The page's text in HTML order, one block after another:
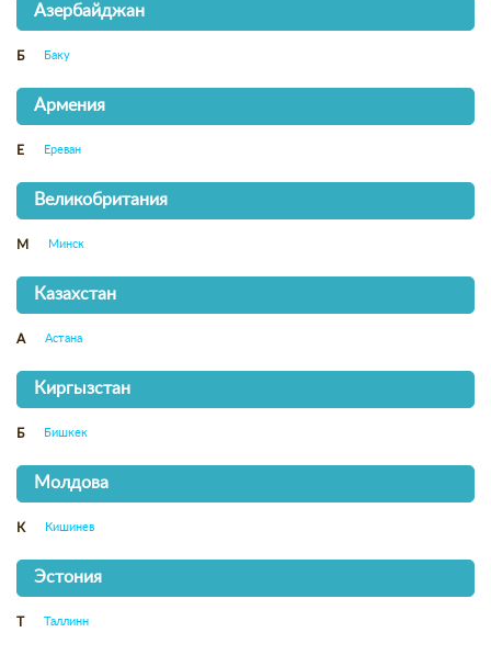
Азербайджан
Б Баку
Армения
Е Ереван
Великобритания
М Минск
Казахстан
А Астана
Киргызстан
Б Бишкек
Молдова
К Кишинев
Эстония
Таллинн